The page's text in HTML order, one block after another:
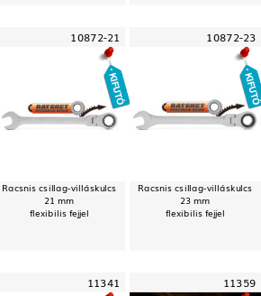
10872-21
Racsnis csillag-villáskulcs
21 mm
flexibilis fejjel
10872-23
Racsnis csillag-villáskulcs
23 mm
flexibilis fejjel
11341 11359